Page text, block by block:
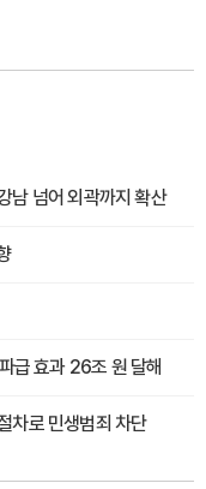
남 넘어 외곽까지 확산
급 효과 26조 원 달해
차로 민생범죄 차단